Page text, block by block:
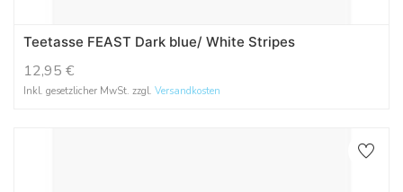
Teetasse FEAST Dark blue/ White Stripes
12,95 €
Inkl. gesetzlicher MwSt. zzgl. Versandkosten